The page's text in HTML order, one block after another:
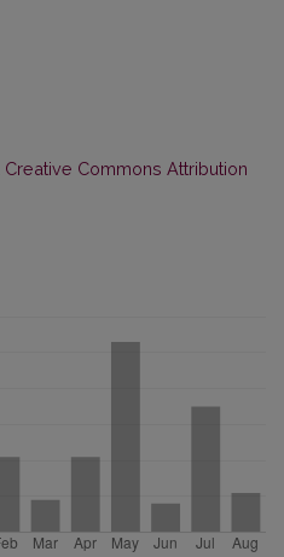
Creative Commons Attribution